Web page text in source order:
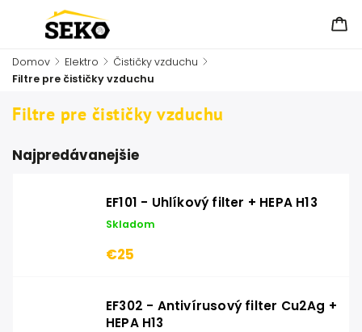
Domov / Elektro / Čističky vzduchu /
Filtre pre čističky vzduchu
Filtre pre čističky vzduchu
Najpredávanejšie
EF101 - Uhlíkový filter + HEPA H13
Skladom
€25
EF302 - Antivírusový filter Cu2Ag +
HEPA H13